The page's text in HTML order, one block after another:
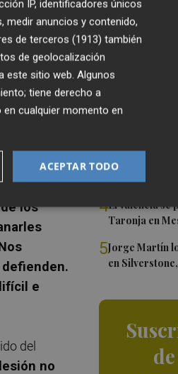
Últimas
1Kiat Lim
2 El once del
Taronja de
3Jorge Martín
del año y es
4El Valencia
Taronja en
5Jorge Martín
en
está muy
con
su
los
e
del
no
IP, identificadores únicos
medir anuncios y contenido,
de terceros (1913) también
de geolocalización
este sitio web. Algunos
tiene derecho a
cualquier momento en
ACEPTAR TODO